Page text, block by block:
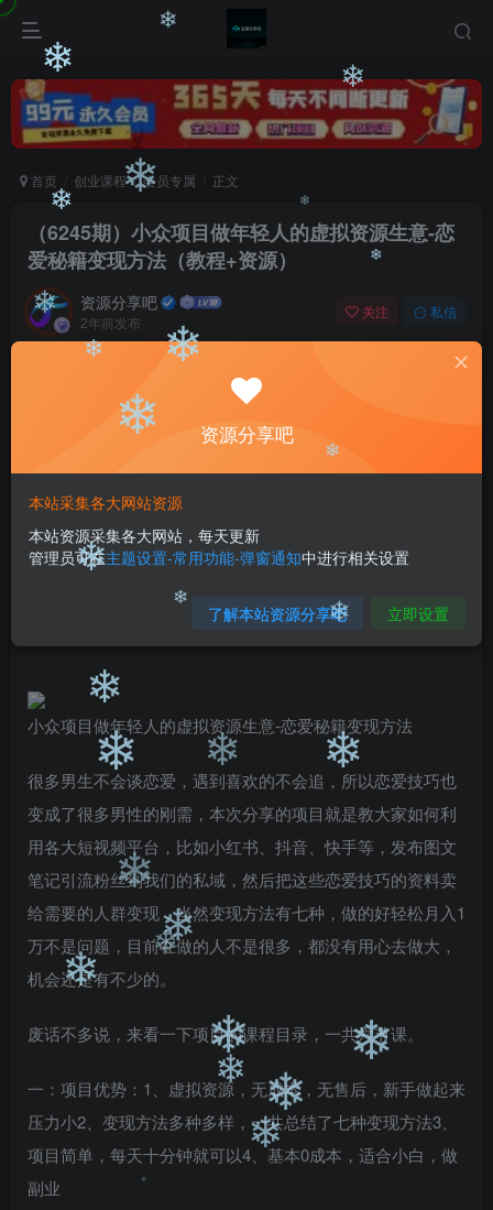
首页 创业课程 会员专属 正文
（6245期）小众项目做年轻人的虚拟资源生意-恋
爱秘籍变现方法（教程+资源）
资源分享吧
2年前发布
关注 私信
此内容为付费阅读，请付费后查看
黄金会员免费
您暂无购买权限，请先开通会员
开通会员
小众项目做年轻人的虚拟资源生意-恋爱秘籍变现方法
很多男生不会谈恋爱，遇到喜欢的不会追，所以恋爱技巧也
变成了很多男性的刚需，本次分享的项目就是教大家如何利
用各大短视频平台，比如小红书、抖音、快手等，发布图文
笔记引流粉丝到我们的私域，然后把这些恋爱技巧的资料卖
给需要的人群变现，当然变现方法有七种，做的好轻松月入1
万不是问题，目前在做的人不是很多，都没有用心去做大，
机会还是有不少的。
废话不多说，来看一下项目的课程目录，一共六节课。
一：项目优势：1、虚拟资源，无成本，无售后，新手做起来
压力小2、变现方法多种多样，一共总结了七种变现方法3、
项目简单，每天十分钟就可以4、基本0成本，适合小白，做
副业
资源分享吧
本站采集各大网站资源
本站资源采集各大网站，每天更新
管理员可在主题设置-常用功能-弹窗通知中进行相关设置
了解本站资源分享吧 立即设置
❄
❄
❄
❄
❄
❄ ❄
❄
❄
❄ ❄
❄
❄
❄
❄
❄
❄
❄
❄ ❄
❄
❄
❄